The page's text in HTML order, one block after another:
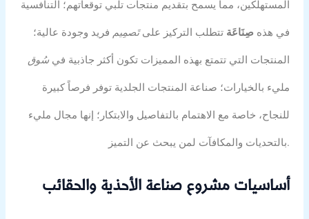
المستهلكين، مما يسمح بتقديم منتجات تلبي توقعاتهم؛ التنافسية
في هذه صِنَاعَة تتطلب التركيز علىتَصمِيم فريد وجودة عالية؛
المنتجات التي تتمتع بهذه المميزات تكون أكثر جاذبية في سُوق
مليء بالخيارات؛ صناعة المنتجات الجلدية توفر فرصاً كبيرة
للنجاح، خاصة مع الاهتمام بالتفاصيل والابتكار؛ إنها مجال مليء
بالتحديات والمكافآت لمن يبحث عن التميز.
أساسيات مشروع صناعة الأحذية والحقائب